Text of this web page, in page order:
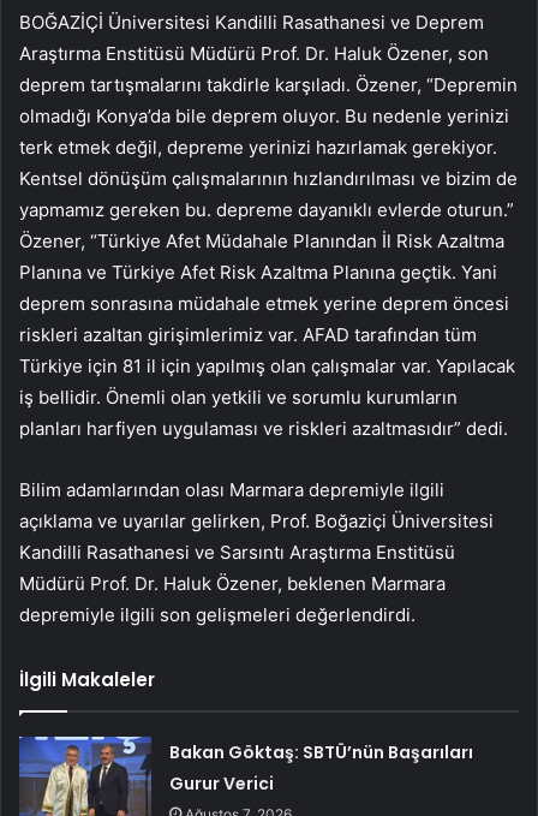
BOĞAZİÇİ Üniversitesi Kandilli Rasathanesi ve Deprem
Araştırma Enstitüsü Müdürü Prof. Dr. Haluk Özener, son
deprem tartışmalarını takdirle karşıladı. Özener, “Depremin
olmadığı Konya’da bile deprem oluyor. Bu nedenle yerinizi
terk etmek değil, depreme yerinizi hazırlamak gerekiyor.
Kentsel dönüşüm çalışmalarının hızlandırılması ve bizim de
yapmamız gereken bu. depreme dayanıklı evlerde oturun.”
Özener, “Türkiye Afet Müdahale Planından İl Risk Azaltma
Planına ve Türkiye Afet Risk Azaltma Planına geçtik. Yani
deprem sonrasına müdahale etmek yerine deprem öncesi
riskleri azaltan girişimlerimiz var. AFAD tarafından tüm
Türkiye için 81 il için yapılmış olan çalışmalar var. Yapılacak
iş bellidir. Önemli olan yetkili ve sorumlu kurumların
planları harfiyen uygulaması ve riskleri azaltmasıdır” dedi.
Bilim adamlarından olası Marmara depremiyle ilgili
açıklama ve uyarılar gelirken, Prof. Boğaziçi Üniversitesi
Kandilli Rasathanesi ve Sarsıntı Araştırma Enstitüsü
Müdürü Prof. Dr. Haluk Özener, beklenen Marmara
depremiyle ilgili son gelişmeleri değerlendirdi.
İlgili Makaleler
Bakan Göktaş: SBTÜ’nün Başarıları
Gurur Verici